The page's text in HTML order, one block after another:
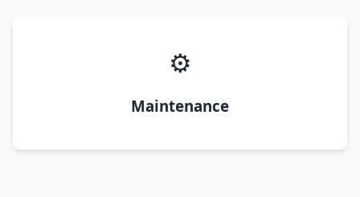
⚙️
Maintenance